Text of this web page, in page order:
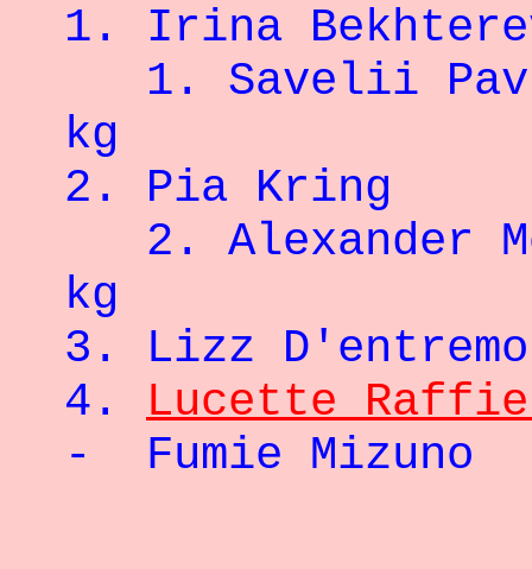
1. Irina
1.
kg
2. Pia
2.
kg
3. Lizz
4. Lucette
- Fumie